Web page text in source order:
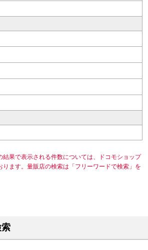
結果で表示される件数については、ドコモショップ
ります。量販店の検索は「フリーワードで検索」を